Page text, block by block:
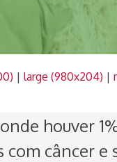
| large (980x204) |
houver
câncer e